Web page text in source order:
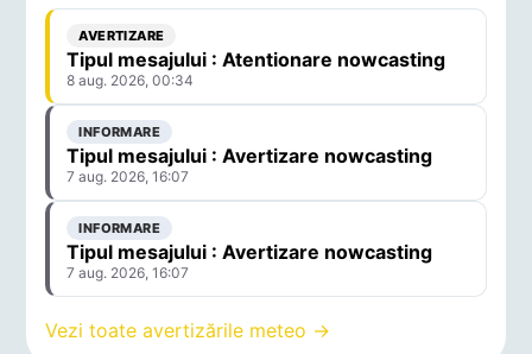
AVERTIZARE
Tipul mesajului : Atentionare nowcasting
8 aug. 2026, 00:34
INFORMARE
Tipul mesajului : Avertizare nowcasting
7 aug. 2026, 16:07
INFORMARE
Tipul mesajului : Avertizare nowcasting
7 aug. 2026, 16:07
Vezi toate avertizările meteo →